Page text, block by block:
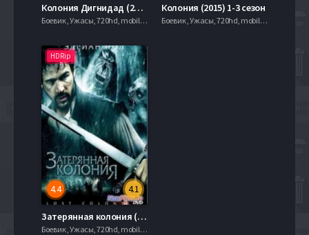
Колония Дигнидад (2015)
Боевик , Ужасы, 720hd, mobilen,
Колония (2015) 1-3 сезон
Боевик , Ужасы, 720hd, mobilen,
HDRip
4.1
4.4
Затерянная колония (2007)
Боевик , Ужасы, 720hd, mobilen,